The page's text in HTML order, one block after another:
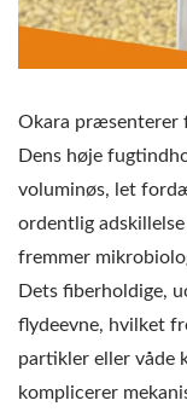
Okara præsenterer
Dens høje
voluminøs, let
ordentlig
fremmer
Dets fiberholdige,
flydeevne, hvilket
partikler eller våde
komplicerer